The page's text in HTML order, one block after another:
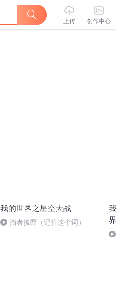
上传 创作中心
我的世界之星空大战
挡者披靡（记住这个词）